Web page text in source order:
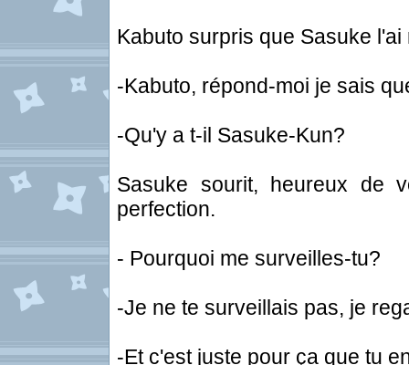
Kabuto surpris que Sasuke
-Kabuto, répond-moi je sais
-Qu'y a t-il Sasuke-Kun?
Sasuke sourit, heureux de
perfection.
- Pourquoi me surveilles-tu?
-Je ne te surveillais pas, je
-Et c'est juste pour ça que tu